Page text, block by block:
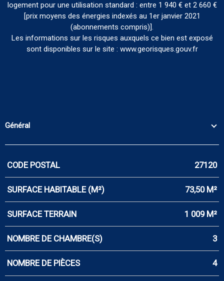
logement pour une utilisation standard : entre 1 940 € et 2 660 €
[prix moyens des énergies indexés au 1er janvier 2021
(abonnements compris)].
Les informations sur les risques auxquels ce bien est exposé
sont disponibles sur le site : www.georisques.gouv.fr
Général
Caractérisque Valeurs
CODE POSTAL 27120
SURFACE HABITABLE (M²) 73,50 M²
SURFACE TERRAIN 1 009 M²
NOMBRE DE CHAMBRE(S) 3
NOMBRE DE PIÈCES 4